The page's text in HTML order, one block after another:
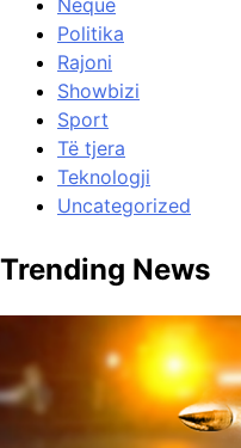
Neque
Politika
Rajoni
Showbizi
Sport
Të tjera
Teknologji
Uncategorized
Trending News